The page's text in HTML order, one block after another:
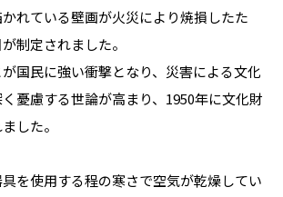
れている壁画が火災により焼損したた
制定されました。
国民に強い衝撃となり、災害による文化
憂慮する世論が高まり、1950年に文化財
した。
を使用する程の寒さで空気が乾燥してい